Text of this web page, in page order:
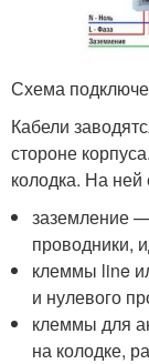
Схема
Кабели
стороне
колодка. На ней
заземление
проводники,
клеммы line
и нулевого
клеммы для
на колодке,